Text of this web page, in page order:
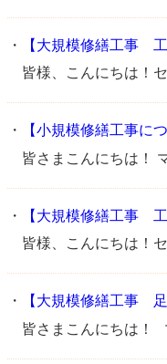
・ 【大規模修繕工事
皆様、こんにちは！
・ 【小規模修繕工事に
皆さまこんにちは！
・ 【大規模修繕工事
皆様、こんにちは！
・ 【大規模修繕工事
皆さまこんにちは！